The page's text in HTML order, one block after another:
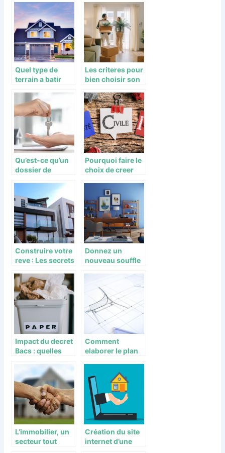
etablissements
en vogue
Quel type de
terrain a batir
Les criteres pour
bien choisir son
immobilier
Qu’est-ce qu’un
dossier de
Pourquoi faire le
choix de creer
Construire votre
reve : Les secrets
maison en
Gironde
Donnez un
nouveau souffle
vie avec des
idees de
decoration
maison
Impact du decret
Bacs : quelles
et opportunites
pour les
professionnels ?
Comment
elaborer le plan
L’immobilier, un
secteur tout
Création du site
internet d’une